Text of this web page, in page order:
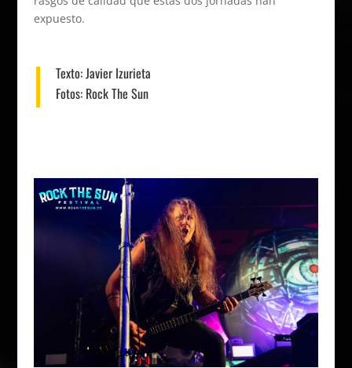
expuesto.
Texto: Javier Izurieta
Fotos: Rock The Sun